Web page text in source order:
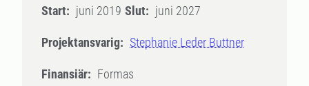
Start: juni 2019 Slut: juni 2027
Projektansvarig: Stephanie Leder Buttner
Finansiär: Formas